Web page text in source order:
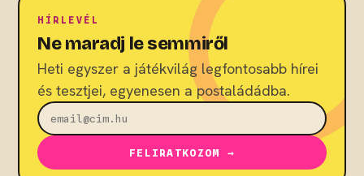
HÍRLEVÉL
Ne maradj le semmiről
Heti egyszer a játékvilág legfontosabb hírei
és tesztjei, egyenesen a postaládádba.
FELIRATKOZOM →